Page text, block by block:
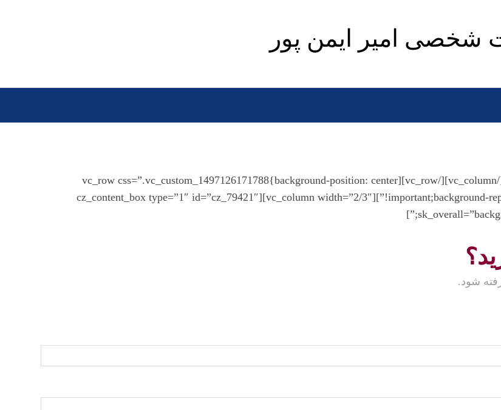
شخصی امیر ایمن پور
[vc_row][vc_column][cz_gap height=”60px” id=”cz_45772″][/vc_column][/vc_row][vc_row css=”.vc_custom_1497126171788{background-position: center
!important;background-repeat: no-repeat !important;background-size: cover !important;}”][vc_column width=”2/3″][cz_content_box type=”1″ id=”cz_79421″
شود.